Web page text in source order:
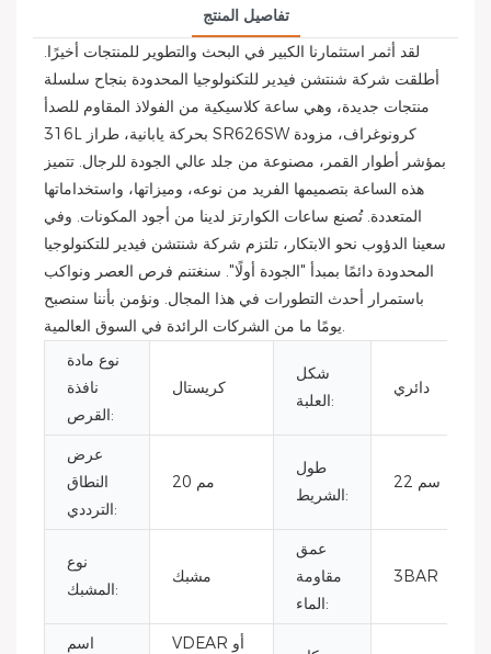
تفاصيل المنتج
لقد أثمر استثمارنا الكبير في البحث والتطوير للمنتجات أخيرًا.
أطلقت شركة شنتشن فيدير للتكنولوجيا المحدودة بنجاح سلسلة
منتجات جديدة، وهي ساعة كلاسيكية من الفولاذ المقاوم للصدأ
316L بحركة يابانية، طراز SR626SW كرونوغراف، مزودة
بمؤشر أطوار القمر، مصنوعة من جلد عالي الجودة للرجال. تتميز
هذه الساعة بتصميمها الفريد من نوعه، وميزاتها، واستخداماتها
المتعددة. تُصنع ساعات الكوارتز لدينا من أجود المكونات. وفي
سعينا الدؤوب نحو الابتكار، تلتزم شركة شنتشن فيدير للتكنولوجيا
المحدودة دائمًا بمبدأ "الجودة أولًا". سنغتنم فرص العصر ونواكب
باستمرار أحدث التطورات في هذا المجال. ونؤمن بأننا سنصبح
يومًا ما من الشركات الرائدة في السوق العالمية.
نوع مادة
نافذة
القرص:
كريستال
شكل
العلبة:
دائري
عرض
النطاق
الترددي:
20 مم
طول
الشريط:
22 سم
نوع
المشبك:
مشبك
عمق
مقاومة
الماء:
3BAR
اسم
VDEAR أو